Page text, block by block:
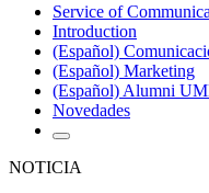
Service of
Introduction
(Español)
(Español) Marketing
(Español) Alumni
Novedades
NOTICIA